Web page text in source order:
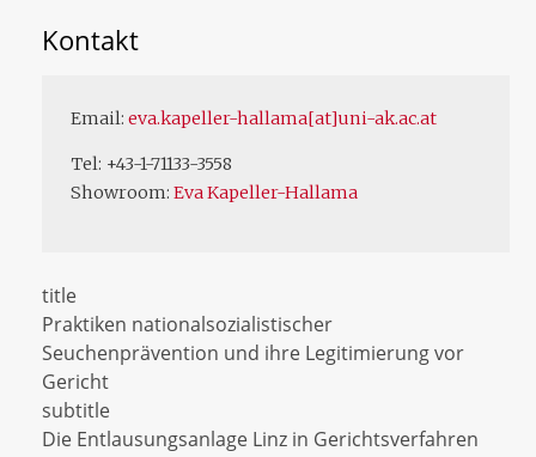
Kontakt
Email:eva.kapeller-hallama[at]uni-ak.ac.at
Tel: +43-1-71133-3558
Showroom:Eva Kapeller-Hallama
title
Praktiken nationalsozialistischer
Seuchenprävention und ihre Legitimierung vor
Gericht
subtitle
Die Entlausungsanlage Linz in Gerichtsverfahren